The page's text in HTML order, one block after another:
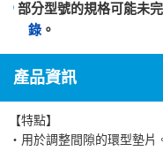
部分型號的規格可能未
錄 。
產品資訊
【特點】
・用於調整間隙的環型墊片